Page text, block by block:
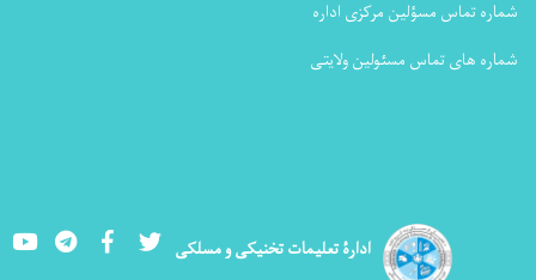
شماره تماس مسؤلین مرکزی اداره
شماره های تماس مسئولین ولایتی
ادارۀ تعلیمات تخنیکی و مسلکی YoutubeLinkedInFacebook Twitter